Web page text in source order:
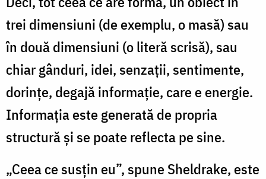
trei dimensiuni (de exemplu, o masă) sau
în două dimensiuni (o literă scrisă), sau
chiar gânduri, idei, senzaţii, sentimente,
dorinţe, degajă informaţie, care e energie.
Informaţia este generată de propria
structură şi se poate reflecta pe sine.
„Ceea ce susţin eu”, spune Sheldrake, este